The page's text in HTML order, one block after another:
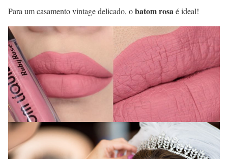
Para um casamento vintage delicado, obatom rosaé ideal!